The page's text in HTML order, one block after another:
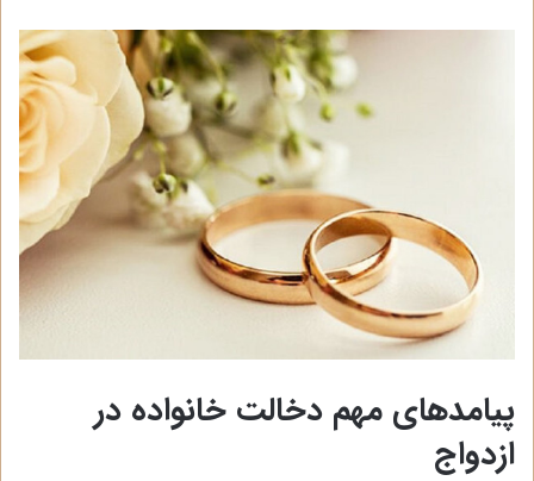
پیامدهای مهم دخالت خانواده در
ازدواج